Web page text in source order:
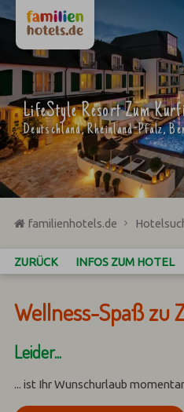
LifeStyle Resort Zum
Deutschland, Rheinland-Pfalz,
familienhotels.de
ZURÜCK INFOS ZUM HOTEL
Wellness-Spaß zu
Leider...
... ist Ihr Wunschurlaub